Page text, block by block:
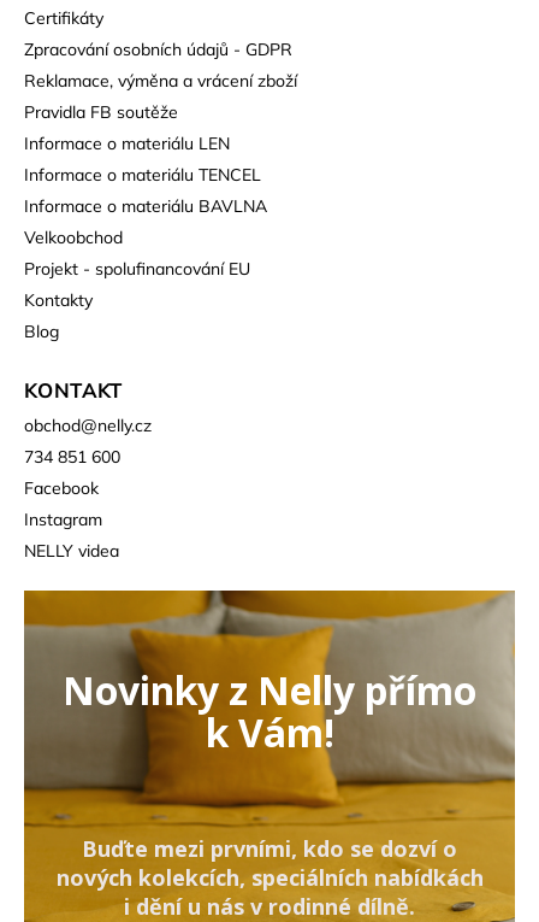
Certifikáty
Zpracování osobních údajů - GDPR
Reklamace, výměna a vrácení zboží
Pravidla FB soutěže
Informace o materiálu LEN
Informace o materiálu TENCEL
Informace o materiálu BAVLNA
Velkoobchod
Projekt - spolufinancování EU
Kontakty
Blog
KONTAKT
obchod@nelly.cz
734 851 600
Facebook
Instagram
NELLY videa
Novinky z Nelly přímo
k Vám!
Buďte mezi prvními, kdo se dozví o
nových kolekcích, speciálních nabídkách
i dění u nás v rodinné dílně.